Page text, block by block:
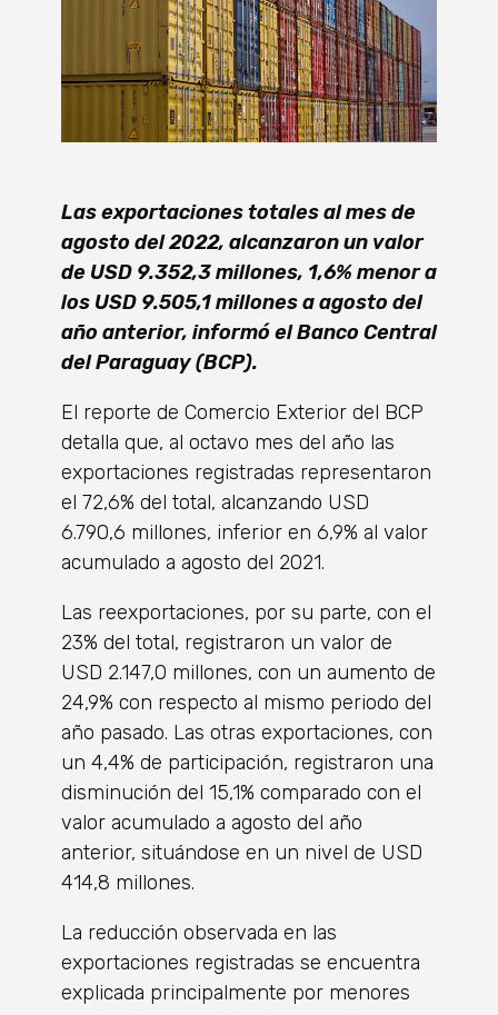
Las exportaciones totales al mes de
agosto del 2022, alcanzaron un valor
de USD 9.352,3 millones, 1,6% menor a
los USD 9.505,1 millones a agosto del
año anterior, informó el Banco Central
del Paraguay (BCP).
El reporte de Comercio Exterior del BCP
detalla que, al octavo mes del año las
exportaciones registradas representaron
el 72,6% del total, alcanzando USD
6.790,6 millones, inferior en 6,9% al valor
acumulado a agosto del 2021.
Las reexportaciones, por su parte, con el
23% del total, registraron un valor de
USD 2.147,0 millones, con un aumento de
24,9% con respecto al mismo periodo del
año pasado. Las otras exportaciones, con
un 4,4% de participación, registraron una
disminución del 15,1% comparado con el
valor acumulado a agosto del año
anterior, situándose en un nivel de USD
414,8 millones.
La reducción observada en las
exportaciones registradas se encuentra
explicada principalmente por menores